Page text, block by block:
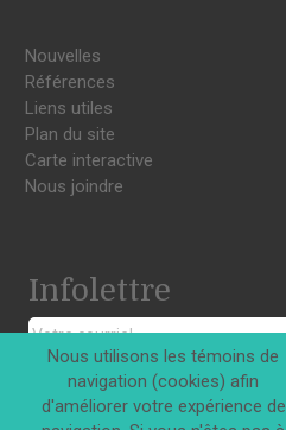
Nouvelles
Références
Liens utiles
Plan du site
Carte interactive
Nous joindre
Infolettre
S'INSCRIRE
Nous utilisons les témoins de
navigation (cookies) afin
d'améliorer votre expérience de